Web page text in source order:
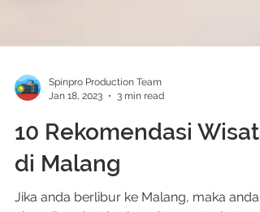
Spinpro Production Team
Jan 18, 2023
3 min read